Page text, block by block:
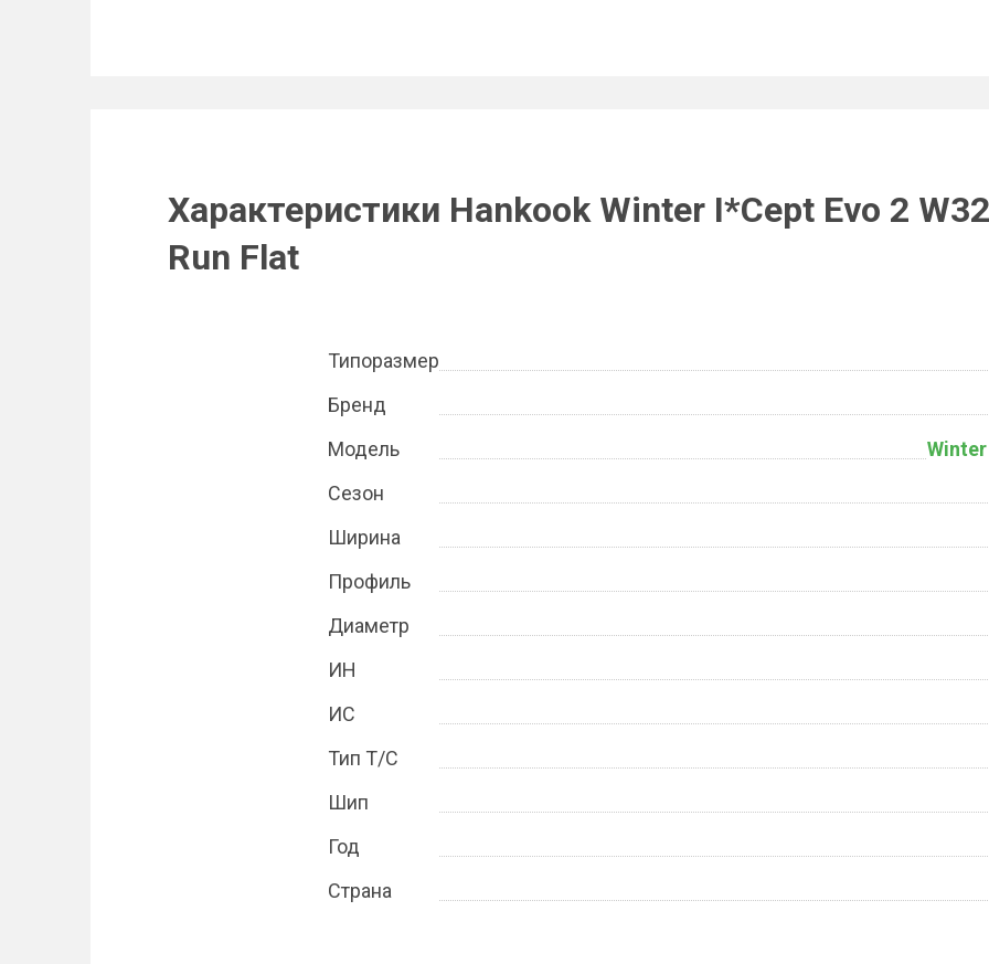
Характеристики Hankook Winter I*Cept Evo 2
Run Flat
Типоразмер
Бренд
Модель
Winter
Сезон
Ширина
Профиль
Диаметр
ИН
ИС
Тип Т/С
Шип
Год
Страна